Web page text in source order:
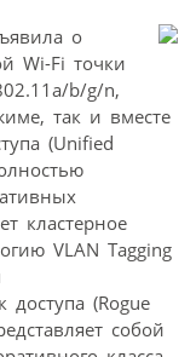
о
Wi-Fi точки
b/g/n,
так и вместе
(Unified
кластерное
VLAN Tagging
доступа (Rogue
собой